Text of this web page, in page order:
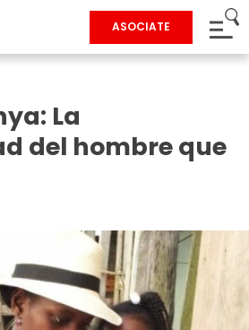
ASOCIATE
La
del hombre que